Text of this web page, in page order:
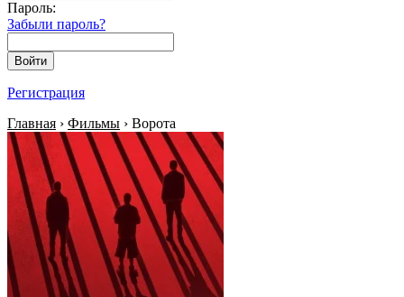
Пароль:
Забыли пароль?
Войти
Регистрация
Главная › Фильмы › Ворота